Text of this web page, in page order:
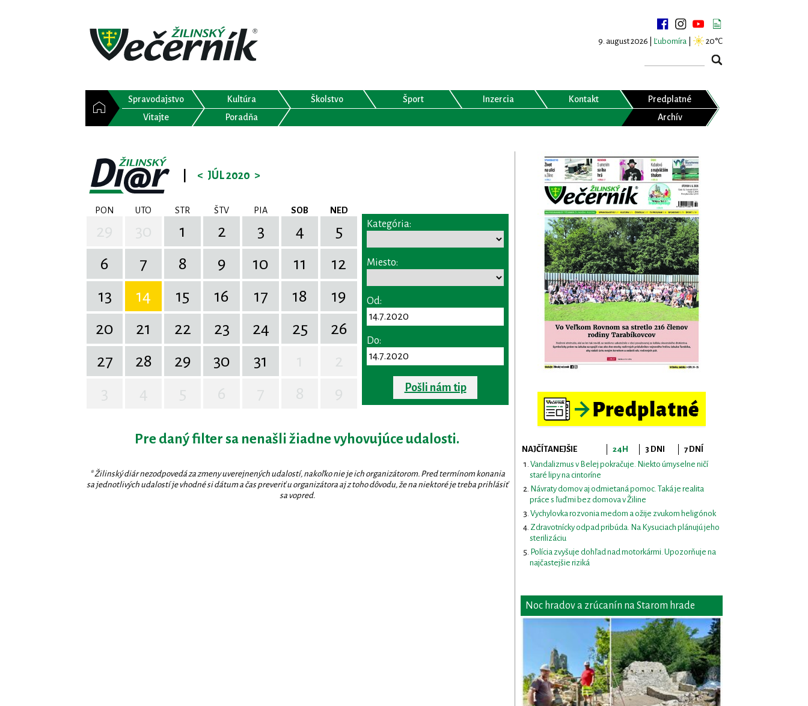
9. august 2026 | Ľubomíra 20°C
Spravodajstvo Kultúra Školstvo Šport Inzercia Kontakt
Predplatné
Vitajte
Poradňa Archív
< JÚL 2020 >
PON UTO STR ŠTV PIA SOB NED
1 2 3 4
5
6
7 8 9 10 11
12
13
14 15 16 17 18
19
20
21 22 23 24 25
26
27
28 29 30 31
Kategória:
Miesto:
Od:
Do:
Pošli nám tip
Pre daný filter sa nenašli žiadne vyhovujúce udalosti.
* Žilinský diár nezodpovedá za zmeny uverejnených udalostí, nakoľko nie je ich organizátorom. Pred termínom konania
sa jednotlivých udalostí je vhodné si dátum a čas preveriť u organizátora aj z toho dôvodu, že na niektoré je treba prihlásiť
sa vopred.
NAJČÍTANEJŠIE 24H 3 DNI
7 DNÍ
Vandalizmus v Belej pokračuje. Niekto úmyselne ničí
staré lipy na cintoríne
Návraty domov aj odmietaná pomoc. Taká je realita
práce s ľuďmi bez domova v Žiline
Vychylovka rozvonia medom a ožije zvukom heligónok
Zdravotnícky odpad pribúda. Na Kysuciach plánujú jeho
sterilizáciu
Polícia zvyšuje dohľad nad motorkármi. Upozorňuje na
najčastejšie riziká
Noc hradov a zrúcanín na Starom hrade